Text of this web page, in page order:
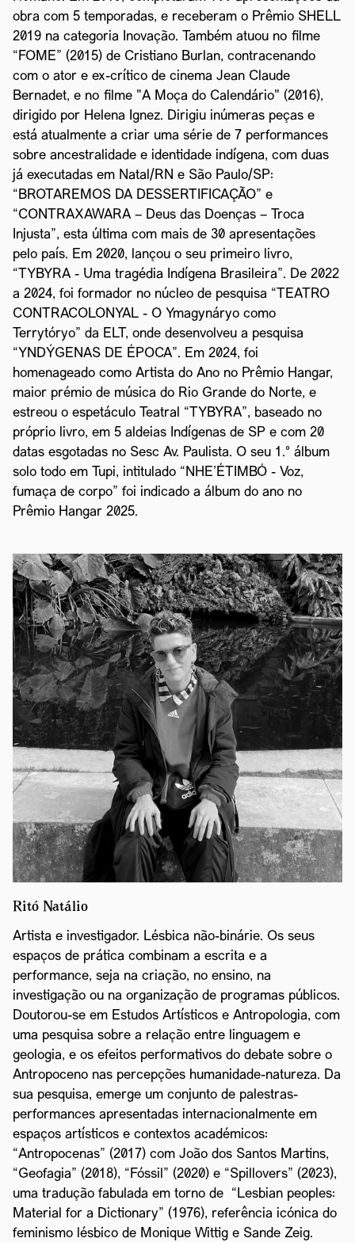
obra com 5 temporadas, e receberam o Prêmio SHELL
2019 na categoria Inovação. Também atuou no filme
“FOME” (2015) de Cristiano Burlan, contracenando
com o ator e ex-crítico de cinema Jean Claude
Bernadet, e no filme "A Moça do Calendário" (2016),
dirigido por Helena Ignez. Dirigiu inúmeras peças e
está atualmente a criar uma série de 7 performances
sobre ancestralidade e identidade indígena, com duas
já executadas em Natal/RN e São Paulo/SP:
“BROTAREMOS DA DESSERTIFICAÇÃO” e
“CONTRAXAWARA – Deus das Doenças – Troca
Injusta”, esta última com mais de 30 apresentações
pelo país. Em 2020, lançou o seu primeiro livro,
“TYBYRA - Uma tragédia Indígena Brasileira”. De 2022
a 2024, foi formador no núcleo de pesquisa “TEATRO
CONTRACOLONYAL - O Ymagynáryo como
Terrytóryo” da ELT, onde desenvolveu a pesquisa
“YNDÝGENAS DE ÉPOCA”. Em 2024, foi
homenageado como Artista do Ano no Prêmio Hangar,
maior prémio de música do Rio Grande do Norte, e
estreou o espetáculo Teatral “TYBYRA”, baseado no
próprio livro, em 5 aldeias Indígenas de SP e com 20
datas esgotadas no Sesc Av. Paulista. O seu 1.° álbum
solo todo em Tupi, intitulado “NHE'ÉTIMBÓ - Voz,
fumaça de corpo” foi indicado a álbum do ano no
Prêmio Hangar 2025.
Ritó Natálio
Artista e investigador. Lésbica não-binárie. Os seus
espaços de prática combinam a escrita e a
performance, seja na criação, no ensino, na
investigação ou na organização de programas públicos.
Doutorou-se em Estudos Artísticos e Antropologia, com
uma pesquisa sobre a relação entre linguagem e
geologia, e os efeitos performativos do debate sobre o
Antropoceno nas percepções humanidade-natureza. Da
sua pesquisa, emerge um conjunto de palestras-
performances apresentadas internacionalmente em
espaços artísticos e contextos académicos:
“Antropocenas” (2017) com João dos Santos Martins,
“Geofagia” (2018), “Fóssil” (2020) e “Spillovers” (2023),
uma tradução fabulada em torno de “Lesbian peoples:
Material for a Dictionary” (1976), referência icónica do
feminismo lésbico de Monique Wittig e Sande Zeig.